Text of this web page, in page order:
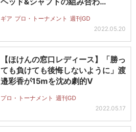
ギア プロ・トーナメント 週刊GD
2022.05.20
【ほけんの窓口レディース】「勝っ
ても負けても後悔しないように」渡
邉彩香が15mを沈め劇的V
プロ・トーナメント 週刊GD
2022.05.17